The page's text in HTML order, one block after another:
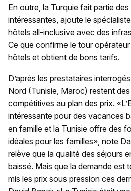
En outre, la Turquie fait partie
intéressantes, ajoute le
hôtels all-inclusive avec des
Ce que confirme le tour
hôtels et obtient de bons tarifs.
D’après les prestataires
Nord (Tunisie, Maroc) restent
compétitives au plan des prix.
intéressante pour des vacances
en famille et la Tunisie offre des
idéales pour les familles», note
relève que la qualité des séjours
baissé. Mais que la demande est
mis les prix sous pression ces